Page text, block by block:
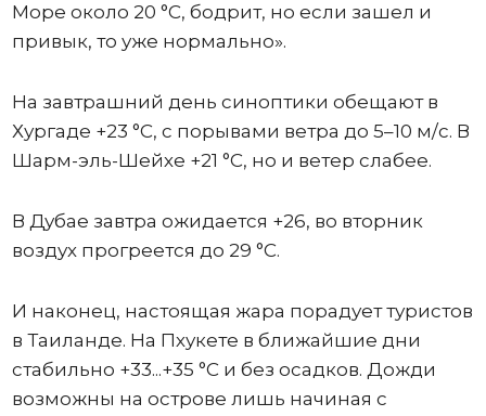
Море около 20 °C, бодрит, но если зашел и
привык, то уже нормально».
На завтрашний день синоптики обещают в
Хургаде +23 °C, с порывами ветра до 5–10 м/с. В
Шарм-эль-Шейхе +21 °C, но и ветер слабее.
В Дубае завтра ожидается +26, во вторник
воздух прогреется до 29 °C.
И наконец, настоящая жара порадует туристов
в Таиланде. На Пхукете в ближайшие дни
стабильно +33...+35 °C и без осадков. Дожди
возможны на острове лишь начиная с